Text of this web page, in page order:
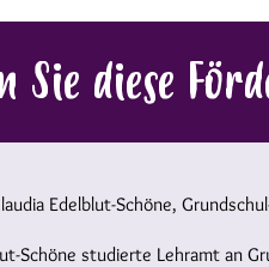
Sie diese
Edelblut-Schöne,
Schöne studierte Lehramt an